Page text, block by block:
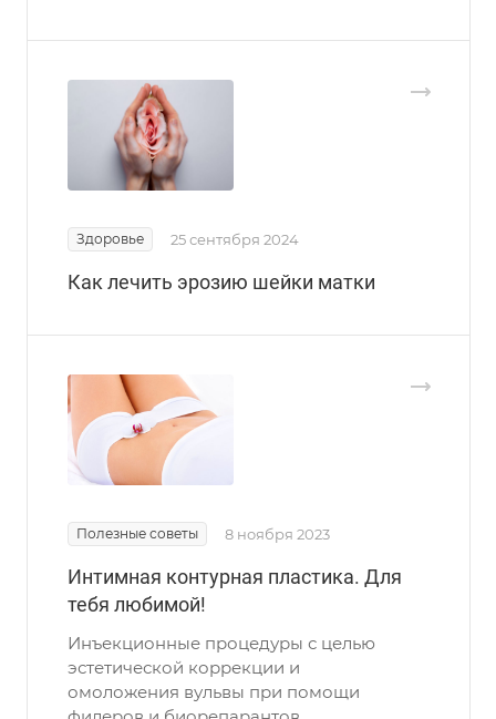
Здоровье 25 сентября 2024
Как лечить эрозию шейки матки
Полезные советы 8 ноября 2023
Интимная контурная пластика. Для
тебя любимой!
Инъекционные процедуры с целью
эстетической коррекции и
омоложения вульвы при помощи